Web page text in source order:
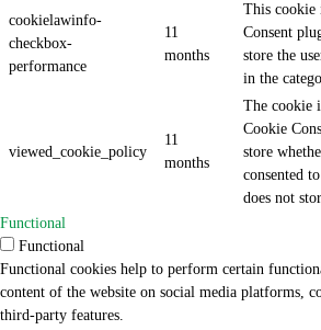
cookielawinfo-
checkbox-
performance
11
months
This cookie
Consent
store the
in the
viewed_cookie_policy
11
months
The cookie
Cookie
store
consented
does not
Functional
Functional
Functional cookies help to perform certain
content of the website on social media platforms,
third-party features.